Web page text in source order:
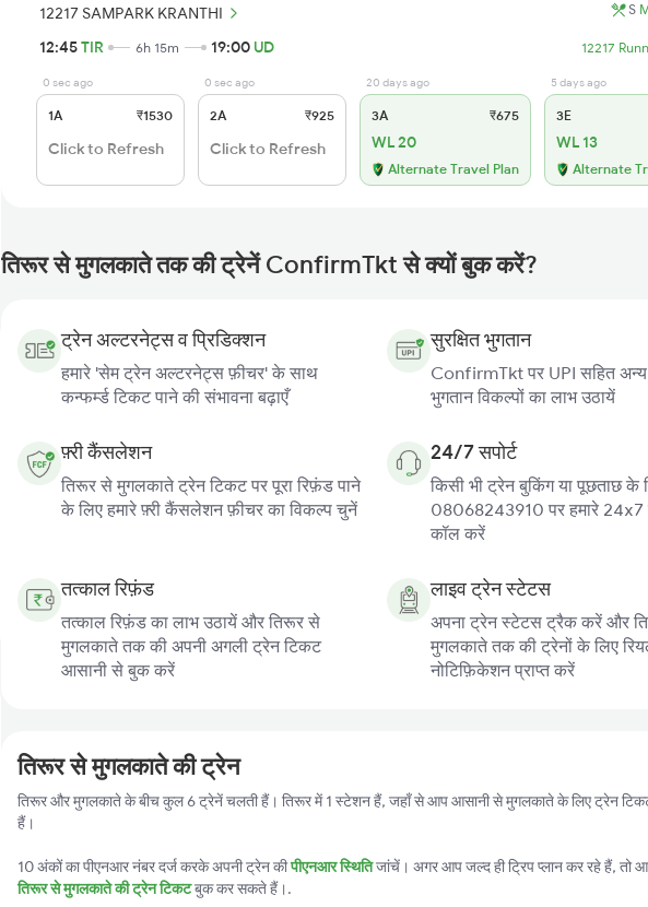
12217 SAMPARK KRANTHI S
12:45TIR 6h 15m 19:00 UD 12217
0 sec ago
1A ₹1530
Click to Refresh
0 sec ago
2A ₹925
Click to Refresh
20 days ago
3A ₹675
WL 20
Alternate Travel Plan
5 days ago
3E
WL 13
Alternate
तिरूर से मुगलकाते तक की ट्रेनें ConfirmTkt से क्यों बुक करें?
ट्रेन अल्टरनेट्स व प्रिडिक्शन
हमारे 'सेम ट्रेन अल्टरनेट्स फ़ीचर' के साथ
कन्फर्म्ड टिकट पाने की संभावना बढ़ाएँ
सुरक्षित भुगतान
ConfirmTkt पर UPI सहित अन्य
भुगतान विकल्पों का लाभ उठायें
फ़्री कैंसलेशन
तिरूर से मुगलकाते ट्रेन टिकट पर पूरा रिफ़ंड पाने
के लिए हमारे फ़्री कैंसलेशन फ़ीचर का विकल्प चुनें
24/7 सपोर्ट
किसी भी ट्रेन बुकिंग या पूछताछ के
08068243910 पर हमारे 24x7
कॉल करें
तत्काल रिफ़ंड
तत्काल रिफ़ंड का लाभ उठायें और तिरूर से
मुगलकाते तक की अपनी अगली ट्रेन टिकट
आसानी से बुक करें
लाइव ट्रेन स्टेटस
अपना ट्रेन स्टेटस ट्रैक करें और
मुगलकाते तक की ट्रेनों के लिए
नोटिफ़िकेशन प्राप्त करें
तिरूर से मुगलकाते की ट्रेन
तिरूर और मुगलकाते के बीच कुल 6 ट्रेनें चलती हैं। तिरूर में 1 स्टेशन हैं, जहाँ से आप आसानी से मुगलकाते के लिए ट्रेन
हैं।
10 अंकों का पीएनआर नंबर दर्ज करके अपनी ट्रेन कीपीएनआर स्थितिजांचें। अगर आप जल्द ही ट्रिप प्लान कर रहे हैं, तो
तिरूर से मुगलकाते की ट्रेन टिकटबुक कर सकते हैं।.